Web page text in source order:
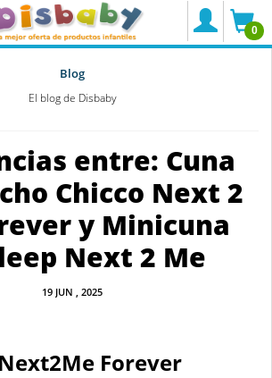
0
Blog
El blog de Disbaby
entre: Cuna
Chicco Next 2
y Minicuna
Next 2 Me
19 JUN , 2025
Forever